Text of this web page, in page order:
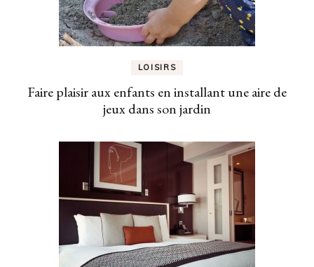
LOISIRS
Faire plaisir aux enfants en installant une aire de
jeux dans son jardin